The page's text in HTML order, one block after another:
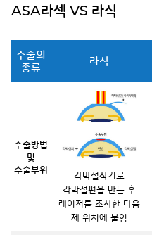
ASA라섹 VS 라식
수술의
종류
라식
수술방법
및
수술부위
각막절삭기로
각막절편을 만든 후
레이저를 조사한 다음
제 위치에 붙임